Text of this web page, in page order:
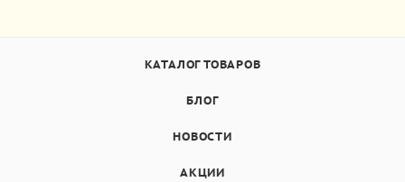
КАТАЛОГ ТОВАРОВ
БЛОГ
НОВОСТИ
АКЦИИ